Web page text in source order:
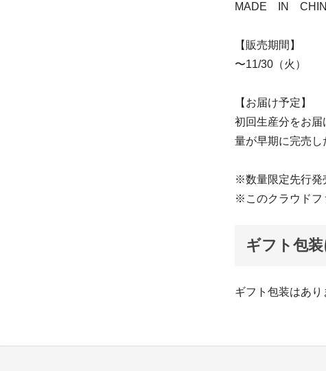
MADE IN
【販売期間】
〜11/30（火）
【お届け予定】
初回生産分をお
量が早期に完売し
※数量限定先行発
※このクラウドフ
ギフト包
ギフト包装はあり